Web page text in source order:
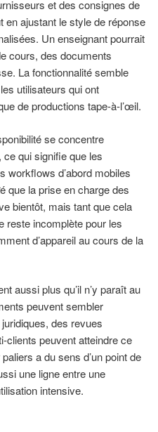
et des consignes de
en ajustant le style de réponse
Un enseignant pourrait
cours, des documents
La fonctionnalité semble
utilisateurs qui ont
de productions tape-à-l’œil.
se concentre
qui signifie que les
workflows d’abord mobiles
que la prise en charge des
bientôt, mais tant que cela
reste incomplète pour les
d’appareil au cours de la
aussi plus qu’il n’y paraît au
peuvent sembler
des revues
clients peuvent atteindre ce
a du sens d’un point de
une ligne entre une
intensive.